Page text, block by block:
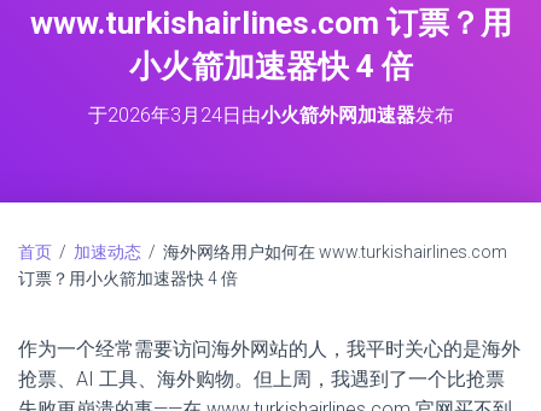
www.turkishairlines.com 订票？用
小火箭加速器快 4 倍
于2026年3月24日 由小火箭外网加速器发布
首页 / 加速动态 / 海外网络用户如何在 www.turkishairlines.com
订票？用小火箭加速器快 4 倍
作为一个经常需要访问海外网站的人，我平时关心的是海外
抢票、AI 工具、海外购物。但上周，我遇到了一个比抢票